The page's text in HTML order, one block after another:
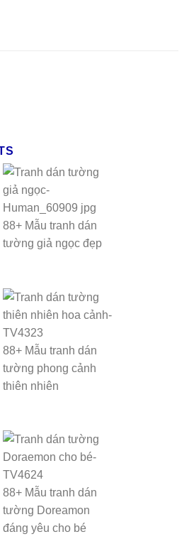
88+ Mẫu tranh dán
tường giả ngọc đẹp
88+ Mẫu tranh dán
tường phong cảnh
thiên nhiên
88+ Mẫu tranh dán
tường Doreamon
đáng yêu cho bé